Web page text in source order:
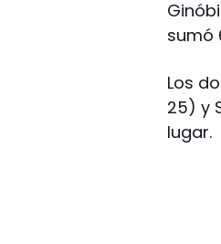
sumó
Los
25) y
lugar.